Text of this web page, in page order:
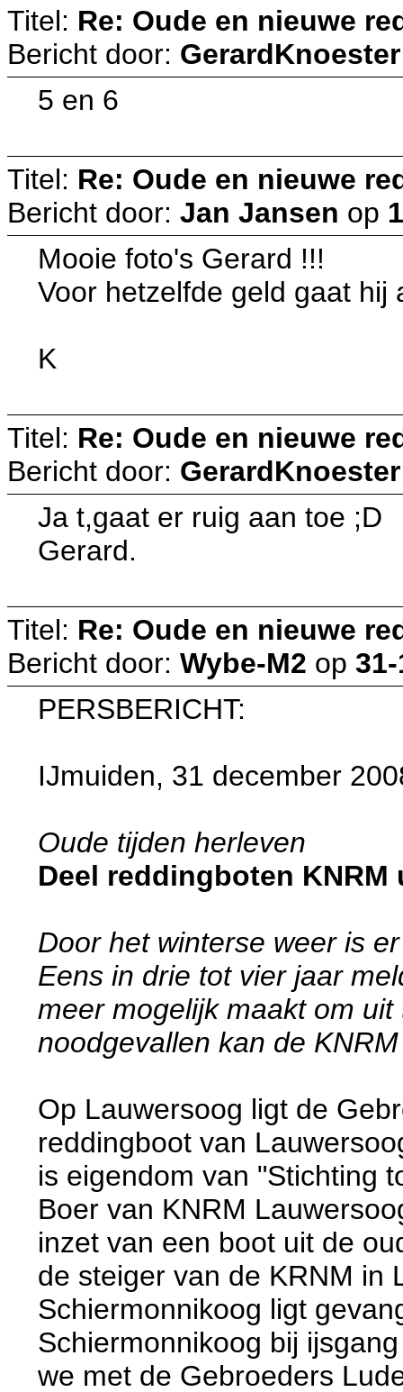
Titel: Re: Oude en nieuwe
Bericht door: GerardKnoester
5 en 6
Titel: Re: Oude en nieuwe
Bericht door: Jan Jansen op
Mooie foto's Gerard !!!
Voor hetzelfde geld gaat hij
K
Titel: Re: Oude en nieuwe
Bericht door: GerardKnoester
Ja t,gaat er ruig aan toe ;D
Gerard.
Titel: Re: Oude en nieuwe
Bericht door: Wybe-M2 op
PERSBERICHT:
IJmuiden, 31 december
Oude tijden herleven
Deel reddingboten
Door het winterse weer is
Eens in drie tot vier jaar
meer mogelijk maakt om
noodgevallen kan de
Op Lauwersoog ligt de
reddingboot van
is eigendom van "Stichting
Boer van KNRM
inzet van een boot uit de
de steiger van de KRNM in
Schiermonnikoog ligt
Schiermonnikoog bij
we met de Gebroeders